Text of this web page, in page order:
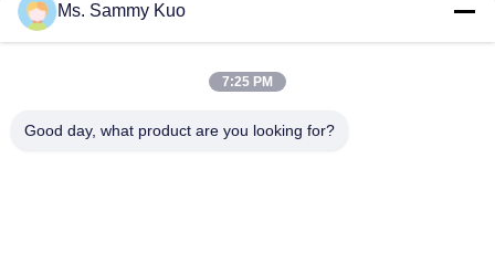
App-gesteuerte Duftluftmaschine mit 500CBM-Abdeckung
und langlebiger Metallhülle für kommerzielle Verwendung
WIFI 4G APP Steuerung 150ml Kapazität Leiser Betrieb Duft
Ms. Sammy Kuo
7:25 PM
Good day, what product are you looking for?